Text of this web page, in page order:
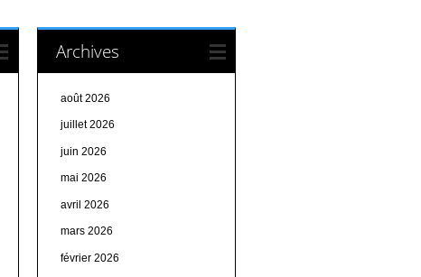
Archives
août 2026
juillet 2026
juin 2026
mai 2026
avril 2026
mars 2026
février 2026